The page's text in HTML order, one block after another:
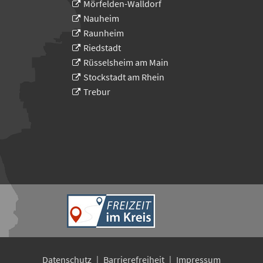
Mörfelden-Walldorf
Nauheim
Raunheim
Riedstadt
Rüsselsheim am Main
Stockstadt am Rhein
Trebur
Datenschutz Barrierefreiheit Impressum